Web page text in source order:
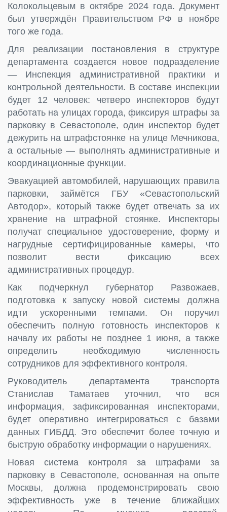
Колокольцевым в октябре 2024 года. Документ
был утверждён Правительством РФ в ноябре
того же года.
Для реализации постановления в структуре
департамента создается новое подразделение
— Инспекция административной практики и
контрольной деятельности. В составе инспекции
будет 12 человек: четверо инспекторов будут
работать на улицах города, фиксируя штрафы за
парковку в Севастополе, один инспектор будет
дежурить на штрафстоянке на улице Мечникова,
а остальные — выполнять административные и
координационные функции.
Эвакуацией автомобилей, нарушающих правила
парковки, займётся ГБУ «Севастопольский
Автодор», который также будет отвечать за их
хранение на штрафной стоянке. Инспекторы
получат специальное удостоверение, форму и
нагрудные сертифицированные камеры, что
позволит вести фиксацию всех
административных процедур.
Как подчеркнул губернатор Развожаев,
подготовка к запуску новой системы должна
идти ускоренными темпами. Он поручил
обеспечить полную готовность инспекторов к
началу их работы не позднее 1 июня, а также
определить необходимую численность
сотрудников для эффективного контроля.
Руководитель департамента транспорта
Станислав Таматаев уточнил, что вся
информация, зафиксированная инспекторами,
будет оперативно интегрироваться с базами
данных ГИБДД. Это обеспечит более точную и
быструю обработку информации о нарушениях.
Новая система контроля за штрафами за
парковку в Севастополе, основанная на опыте
Москвы, должна продемонстрировать свою
эффективность уже в течение ближайших